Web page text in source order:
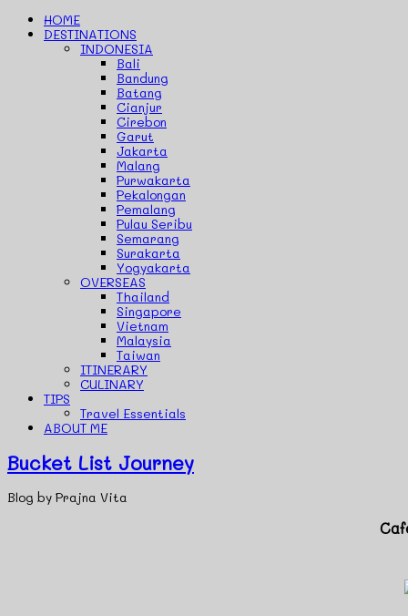
HOME
DESTINATIONS
INDONESIA
Bali
Bandung
Batang
Cianjur
Cirebon
Garut
Jakarta
Malang
Purwakarta
Pekalongan
Pemalang
Pulau Seribu
Semarang
Surakarta
Yogyakarta
OVERSEAS
Thailand
Singapore
Vietnam
Malaysia
Taiwan
ITINERARY
CULINARY
TIPS
Travel Essentials
ABOUT ME
Bucket List Journey
Blog by Prajna Vita